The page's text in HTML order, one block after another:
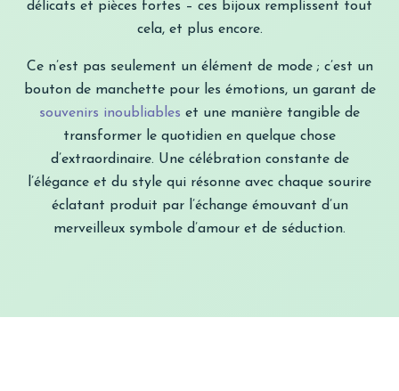
délicats et pièces fortes – ces bijoux remplissent tout
cela, et plus encore.
Ce n’est pas seulement un élément de mode ; c’est un
bouton de manchette pour les émotions, un garant de
souvenirs inoubliables et une manière tangible de
transformer le quotidien en quelque chose
d’extraordinaire. Une célébration constante de
l’élégance et du style qui résonne avec chaque sourire
éclatant produit par l’échange émouvant d’un
merveilleux symbole d’amour et de séduction.